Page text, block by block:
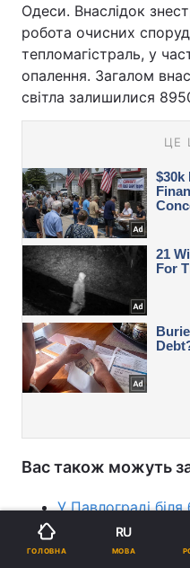
Одеси. Внаслідок
робота очисних
тепломагістраль, у
опалення. Загалом
світла залишилися
Вас також можуть
У Павлограді
вибух, є
ГОЛОВНА
RU
МОВА